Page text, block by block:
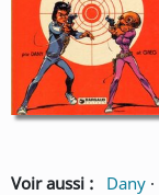
Voir aussi : Dany ·